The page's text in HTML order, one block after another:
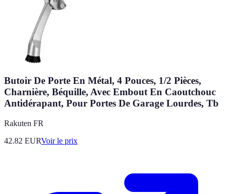
Butoir De Porte En Métal, 4 Pouces, 1/2 Pièces,
Charnière, Béquille, Avec Embout En Caoutchouc
Antidérapant, Pour Portes De Garage Lourdes, Tb
Rakuten FR
42.82 EURVoir le prix